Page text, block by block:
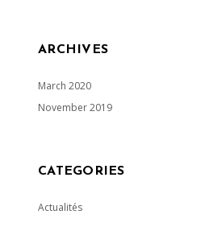
ARCHIVES
March 2020
November 2019
CATEGORIES
Actualités